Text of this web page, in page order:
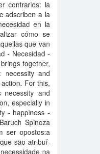
contrarios: la
adscriben a la
en la
cómo se
que van
- Necesidad -
together,
and
For this,
and
especially in
- happiness -
Spinoza
ser opostos:a
são atribuí­
na